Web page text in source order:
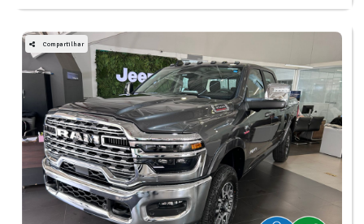
Compartilhar